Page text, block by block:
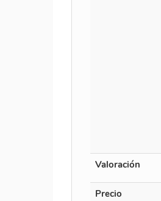
Valoración
Precio